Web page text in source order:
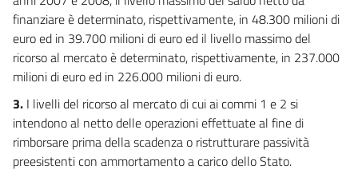
finanziare è determinato, rispettivamente, in 48.300 milioni di
euro ed in 39.700 milioni di euro ed il livello massimo del
ricorso al mercato è determinato, rispettivamente, in 237.000
milioni di euro ed in 226.000 milioni di euro.
3. I livelli del ricorso al mercato di cui ai commi 1 e 2 si
intendono al netto delle operazioni effettuate al fine di
rimborsare prima della scadenza o ristrutturare passività
preesistenti con ammortamento a carico dello Stato.